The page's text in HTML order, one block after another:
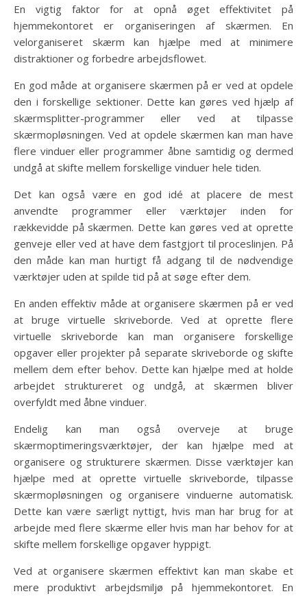
En vigtig faktor for at opnå øget effektivitet på
hjemmekontoret er organiseringen af skærmen. En
velorganiseret skærm kan hjælpe med at minimere
distraktioner og forbedre arbejdsflowet.
En god måde at organisere skærmen på er ved at opdele
den i forskellige sektioner. Dette kan gøres ved hjælp af
skærmsplitter-programmer eller ved at tilpasse
skærmopløsningen. Ved at opdele skærmen kan man have
flere vinduer eller programmer åbne samtidig og dermed
undgå at skifte mellem forskellige vinduer hele tiden.
Det kan også være en god idé at placere de mest
anvendte programmer eller værktøjer inden for
rækkevidde på skærmen. Dette kan gøres ved at oprette
genveje eller ved at have dem fastgjort til proceslinjen. På
den måde kan man hurtigt få adgang til de nødvendige
værktøjer uden at spilde tid på at søge efter dem.
En anden effektiv måde at organisere skærmen på er ved
at bruge virtuelle skriveborde. Ved at oprette flere
virtuelle skriveborde kan man organisere forskellige
opgaver eller projekter på separate skriveborde og skifte
mellem dem efter behov. Dette kan hjælpe med at holde
arbejdet struktureret og undgå, at skærmen bliver
overfyldt med åbne vinduer.
Endelig kan man også overveje at bruge
skærmoptimeringsværktøjer, der kan hjælpe med at
organisere og strukturere skærmen. Disse værktøjer kan
hjælpe med at oprette virtuelle skriveborde, tilpasse
skærmopløsningen og organisere vinduerne automatisk.
Dette kan være særligt nyttigt, hvis man har brug for at
arbejde med flere skærme eller hvis man har behov for at
skifte mellem forskellige opgaver hyppigt.
Ved at organisere skærmen effektivt kan man skabe et
mere produktivt arbejdsmiljø på hjemmekontoret. En